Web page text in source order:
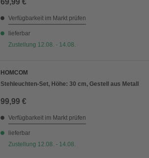
69,99 €
Verfügbarkeit im Markt prüfen
lieferbar
Zustellung 12.08. - 14.08.
HOMCOM
Stehleuchten-Set, Höhe: 30 cm, Gestell aus Metall
99,99 €
Verfügbarkeit im Markt prüfen
lieferbar
Zustellung 12.08. - 14.08.